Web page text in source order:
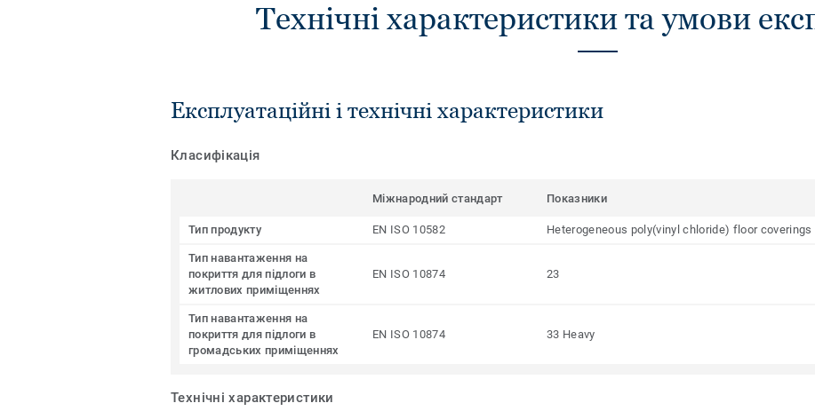
Технічні характеристики та умови
Експлуатаційні і технічні характеристики
Класифікація
Міжнародний стандарт Показники
Тип продукту EN ISO 10582 Heterogeneous poly(vinyl chloride) floor coverings
Тип навантаження на
покриття для підлоги в
житлових приміщеннях
EN ISO 10874 23
Тип навантаження на
покриття для підлоги в
громадських приміщеннях
EN ISO 10874 33 Heavy
Технічні характеристики